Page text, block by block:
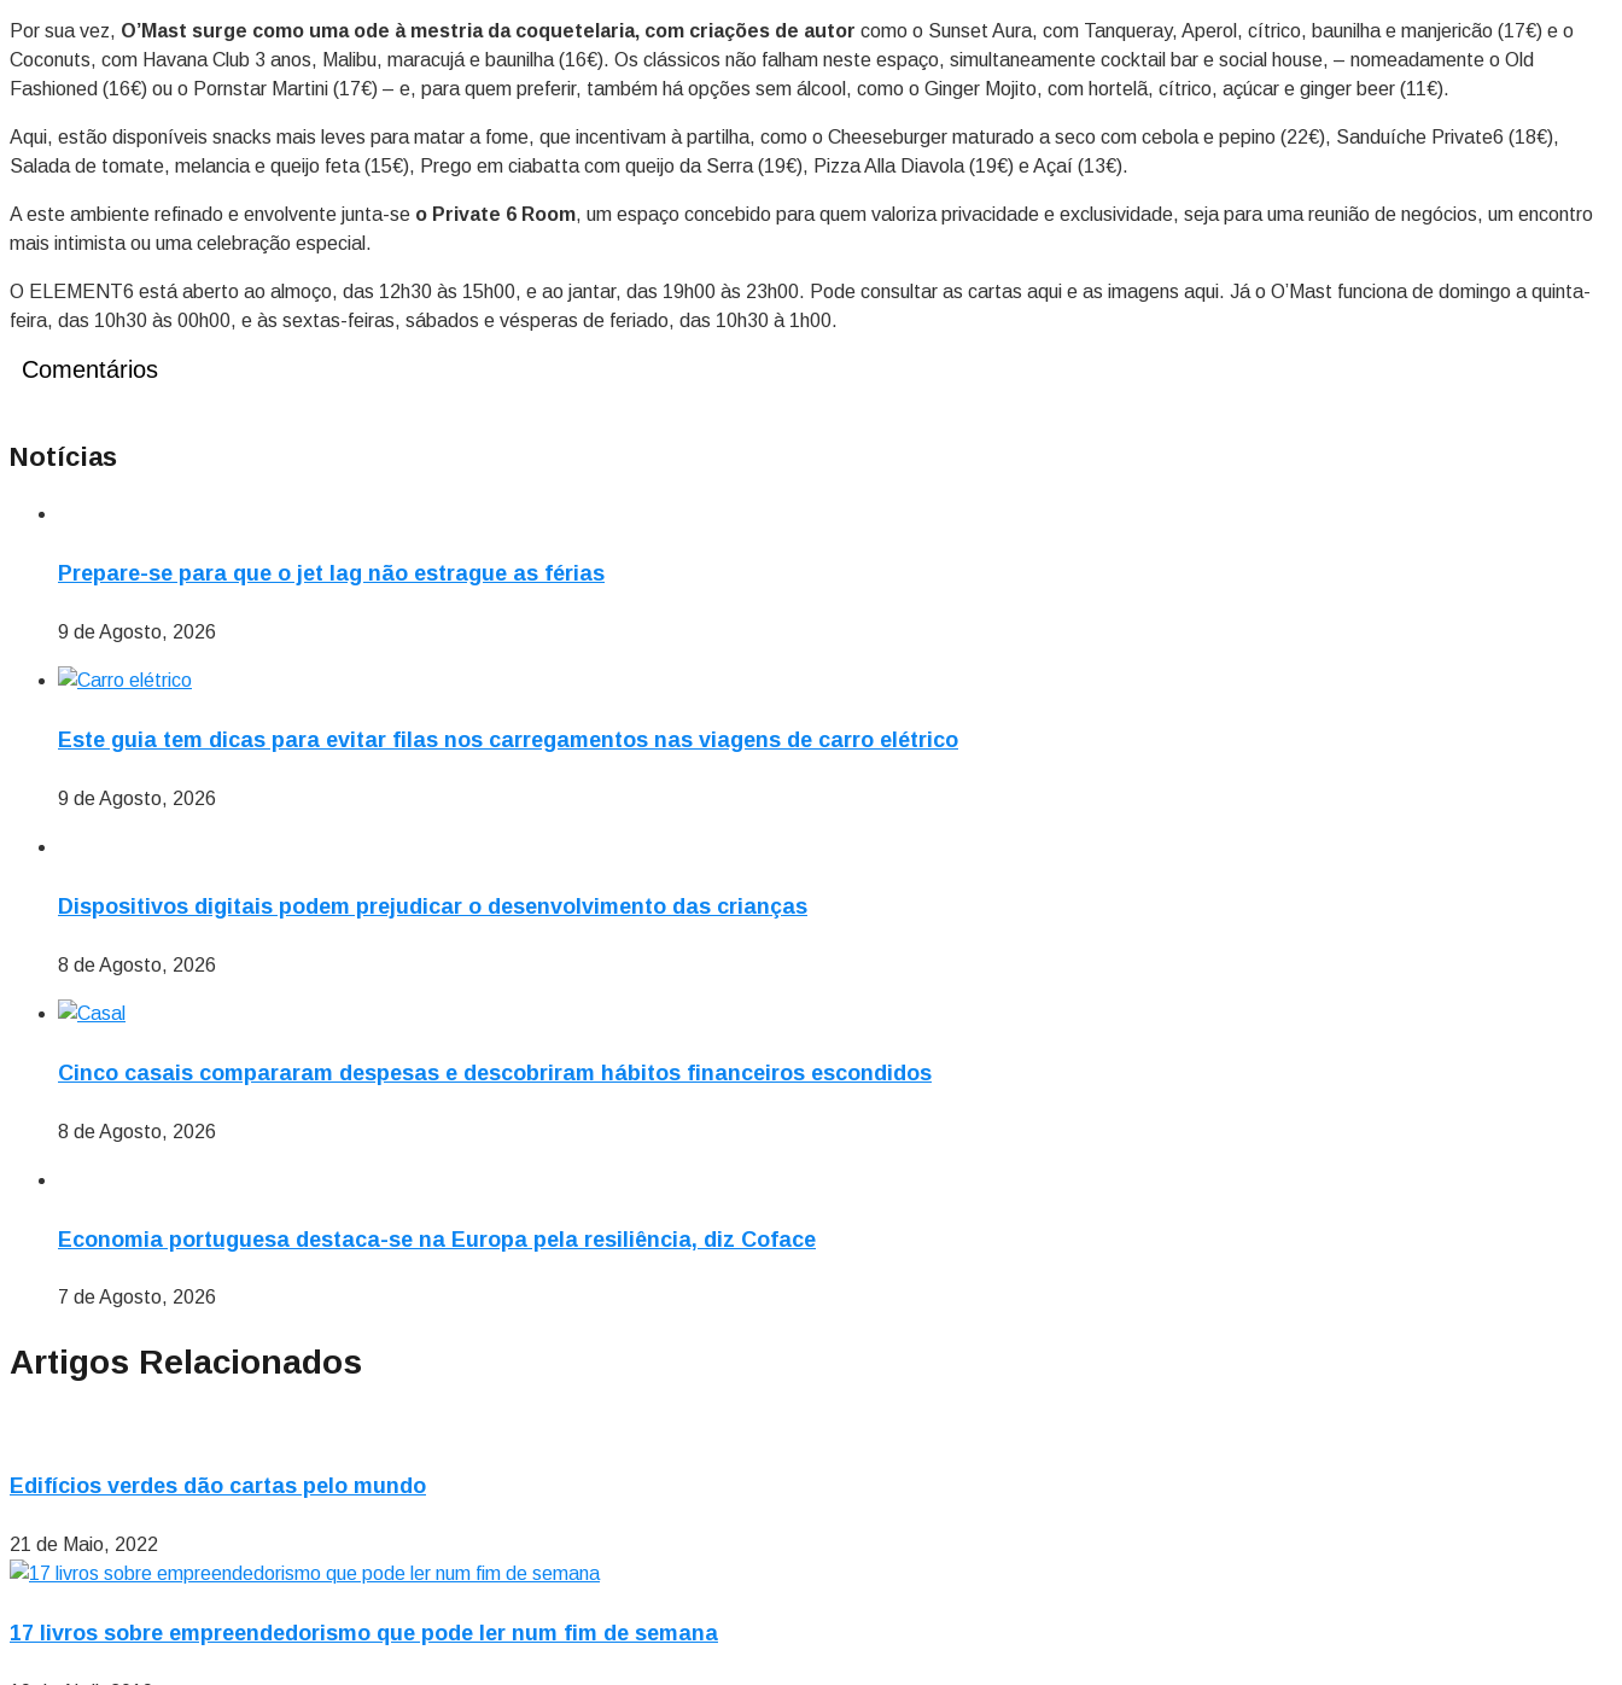
Por sua vez, O’Mast surge como uma ode à mestria da coquetelaria, com criações de autor como o Sunset Aura, com Tanqueray, Aperol, cítrico, baunilha e manjericão (17€) e o
Coconuts, com Havana Club 3 anos, Malibu, maracujá e baunilha (16€). Os clássicos não falham neste espaço, simultaneamente cocktail bar e social house, – nomeadamente o Old
Fashioned (16€) ou o Pornstar Martini (17€) – e, para quem preferir, também há opções sem álcool, como o Ginger Mojito, com hortelã, cítrico, açúcar e ginger beer (11€).
Aqui, estão disponíveis snacks mais leves para matar a fome, que incentivam à partilha, como o Cheeseburger maturado a seco com cebola e pepino (22€), Sanduíche Private6 (18€),
Salada de tomate, melancia e queijo feta (15€), Prego em ciabatta com queijo da Serra (19€), Pizza Alla Diavola (19€) e Açaí (13€).
A este ambiente refinado e envolvente junta-se o Private 6 Room, um espaço concebido para quem valoriza privacidade e exclusividade, seja para uma reunião de negócios, um encontro
mais intimista ou uma celebração especial.
O ELEMENT6 está aberto ao almoço, das 12h30 às 15h00, e ao jantar, das 19h00 às 23h00. Pode consultar as cartas aqui e as imagens aqui. Já o O’Mast funciona de domingo a quinta-
feira, das 10h30 às 00h00, e às sextas-feiras, sábados e vésperas de feriado, das 10h30 à 1h00.
Comentários
Notícias
Prepare-se para que o jet lag não estrague as férias
9 de Agosto, 2026
Este guia tem dicas para evitar filas nos carregamentos nas viagens de carro elétrico
9 de Agosto, 2026
Dispositivos digitais podem prejudicar o desenvolvimento das crianças
8 de Agosto, 2026
Cinco casais compararam despesas e descobriram hábitos financeiros escondidos
8 de Agosto, 2026
Economia portuguesa destaca-se na Europa pela resiliência, diz Coface
7 de Agosto, 2026
Artigos Relacionados
Edifícios verdes dão cartas pelo mundo
21 de Maio, 2022
17 livros sobre empreendedorismo que pode ler num fim de semana